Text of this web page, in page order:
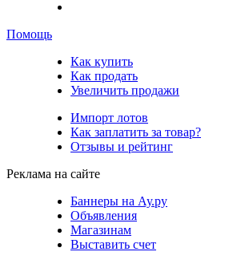
Помощь
Как купить
Как продать
Увеличить продажи
Импорт лотов
Как заплатить за товар?
Отзывы и рейтинг
Реклама на сайте
Баннеры на Ау.ру
Объявления
Магазинам
Выставить счет